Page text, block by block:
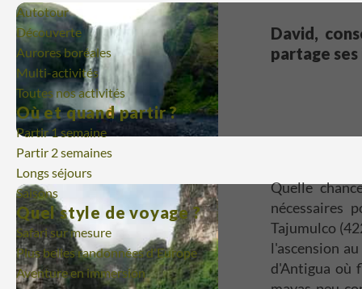
Autotour
Découverte
Aurores boréales
Multi-activités
Toutes nos activités
Où et quand partir ?
Partir 1 semaine
Partir 2 semaines
Longs séjours
Saisons
Quel style de voyage ?
Safari sur mesure
Plus belles randonnées d'Europe
Aventure en immersion
David,
partage ses
Quelle
nécessaires
Tajumulco
l'ascension
d'Antigua où